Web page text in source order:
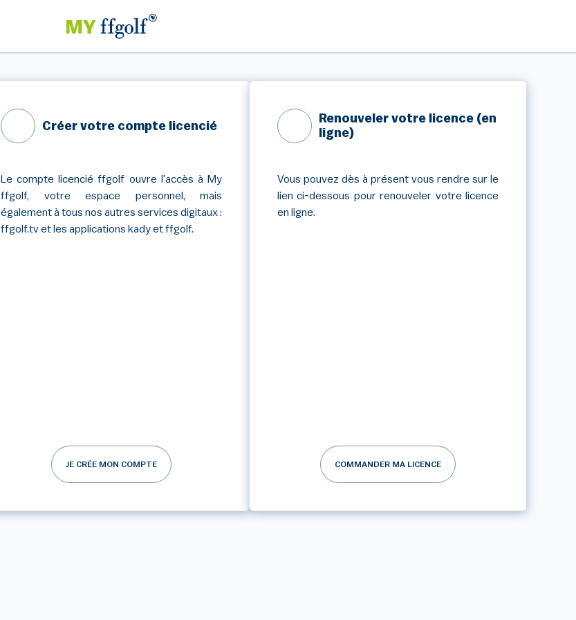
Créer votre compte licencié
Le compte licencié ffgolf ouvre l'accès à My
ffgolf, votre espace personnel, mais
également à tous nos autres services digitaux :
ffgolf.tv et les applications kady et ffgolf.
JE CRÉE MON COMPTE
Renouveler votre licence (en
ligne)
Vous pouvez dès à présent vous rendre sur le
lien ci-dessous pour renouveler votre licence
en ligne.
COMMANDER MA LICENCE